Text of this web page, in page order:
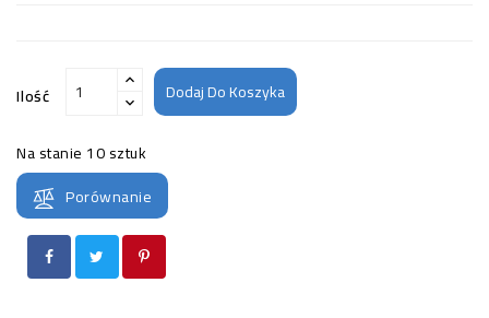
Ilość Dodaj Do Koszyka
Na stanie 10 sztuk
Porównanie